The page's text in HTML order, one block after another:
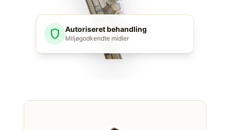
shield Autoriseret behandling
Miljøgodkendte midler